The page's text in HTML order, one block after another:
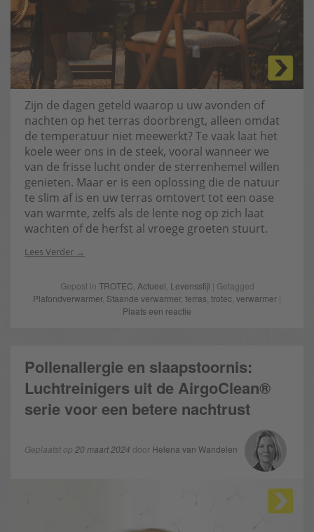
Zijn de dagen geteld waarop u uw avonden of
nachten op het terras doorbrengt, alleen omdat
de temperatuur niet meewerkt? Te vaak laat het
koele weer ons in de steek, vooral wanneer we
van de frisse lucht onder de sterrenhemel willen
genieten. Maar er is een oplossing die de natuur
te slim af is en uw terras omtovert tot een oase
van warmte, zelfs als de lente nog op zich laat
wachten of de herfst al vroege groeten stuurt.
Lees Verder
Gepost in TROTEC Actueel Levensstijl | Getagged
Plafondverwarmer, Staande verwarmer, terras trotec verwarmer |
Plaats een reactie
Pollenallergie en slaapstoornis:
Luchtreinigers uit de AirgoClean®
serie voor een betere nachtrust
Geplaatst op 20 maart 2024 door Helena van Wandelen